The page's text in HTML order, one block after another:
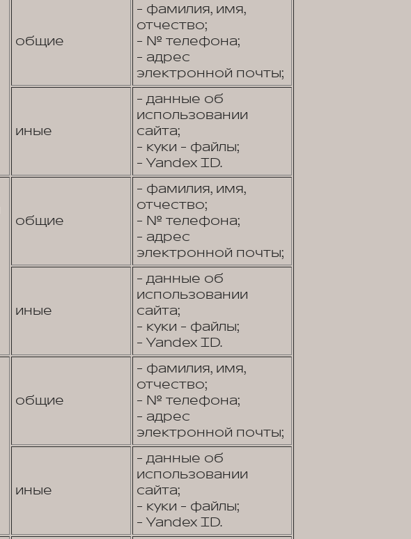
общие
- фамилия, имя,
отчество;
- № телефона;
- адрес
электронной почты;
иные
- данные об
использовании
сайта;
- куки - файлы;
- Yandex ID.
общие
- фамилия, имя,
отчество;
- № телефона;
- адрес
электронной почты;
иные
- данные об
использовании
сайта;
- куки - файлы;
- Yandex ID.
общие
- фамилия, имя,
отчество;
- № телефона;
- адрес
электронной почты;
иные
- данные об
использовании
сайта;
- куки - файлы;
- Yandex ID.